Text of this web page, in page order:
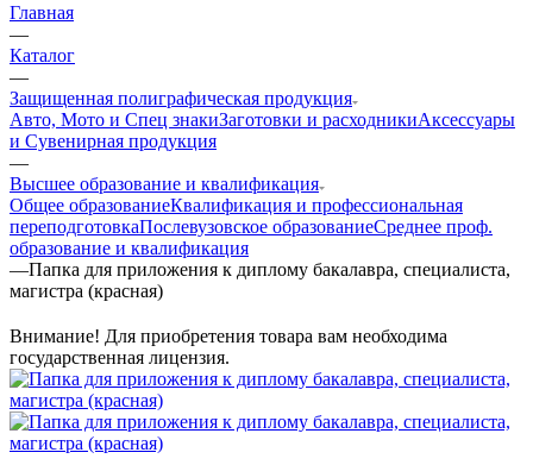
Главная
—
Каталог
—
Защищенная полиграфическая продукция
Авто, Мото и Спец знакиЗаготовки и расходникиАксессуары
и Сувенирная продукция
—
Высшее образование и квалификация
Общее образованиеКвалификация и профессиональная
переподготовкаПослевузовское образованиеСреднее проф.
образование и квалификация
—Папка для приложения к диплому бакалавра, специалиста,
магистра (красная)
Внимание! Для приобретения товара вам необходима
государственная лицензия.